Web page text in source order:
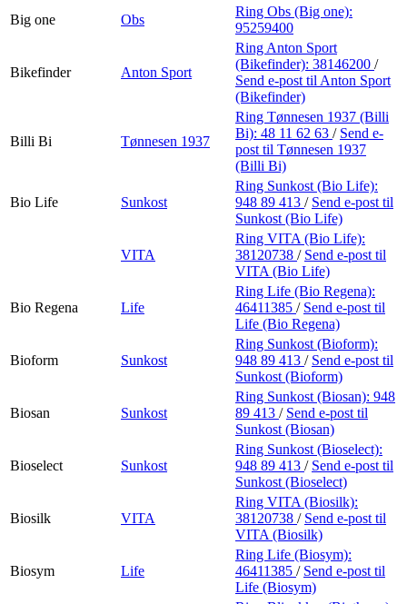
Big one
Obs
Ring Obs (Big one):
95259400
Bikefinder Anton Sport
Ring Anton Sport
(Bikefinder): 38146200 /
Send e-post til Anton Sport
(Bikefinder)
Billi Bi Tønnesen 1937
Ring Tønnesen 1937 (Billi
Bi): 48 11 62 63 / Send e-
post til Tønnesen 1937
(Billi Bi)
Bio Life Sunkost
Ring Sunkost (Bio Life):
948 89 413 / Send e-post til
Sunkost (Bio Life)
VITA
Ring VITA (Bio Life):
38120738 / Send e-post til
VITA (Bio Life)
Bio Regena Life
Ring Life (Bio Regena):
46411385 / Send e-post til
Life (Bio Regena)
Bioform Sunkost
Ring Sunkost (Bioform):
948 89 413 / Send e-post til
Sunkost (Bioform)
Biosan Sunkost
Ring Sunkost (Biosan): 948
89 413 / Send e-post til
Sunkost (Biosan)
Bioselect Sunkost
Ring Sunkost (Bioselect):
948 89 413 / Send e-post til
Sunkost (Bioselect)
Biosilk VITA
Ring VITA (Biosilk):
38120738 / Send e-post til
VITA (Biosilk)
Biosym Life
Ring Life (Biosym):
46411385 / Send e-post til
Life (Biosym)